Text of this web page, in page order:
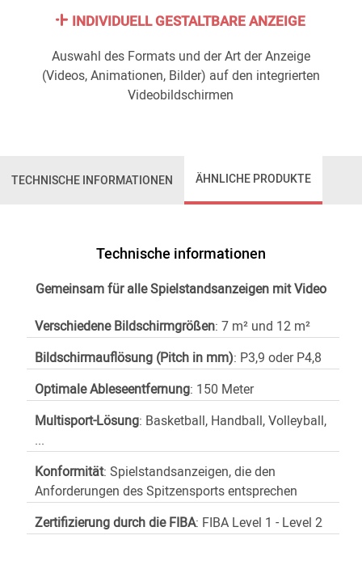
INDIVIDUELL GESTALTBARE ANZEIGE
Auswahl des Formats und der Art der Anzeige
(Videos, Animationen, Bilder) auf den integrierten
Videobildschirmen
TECHNISCHE INFORMATIONEN ÄHNLICHE PRODUKTE
Technische informationen
Gemeinsam für alle Spielstandsanzeigen mit Video
Verschiedene Bildschirmgrößen: 7 m² und 12 m²
Bildschirmauflösung (Pitch in mm): P3,9 oder P4,8
Optimale Ableseentfernung: 150 Meter
Multisport-Lösung: Basketball, Handball, Volleyball,
...
Konformität: Spielstandsanzeigen, die den
Anforderungen des Spitzensports entsprechen
Zertifizierung durch die FIBA: FIBA Level 1 - Level 2